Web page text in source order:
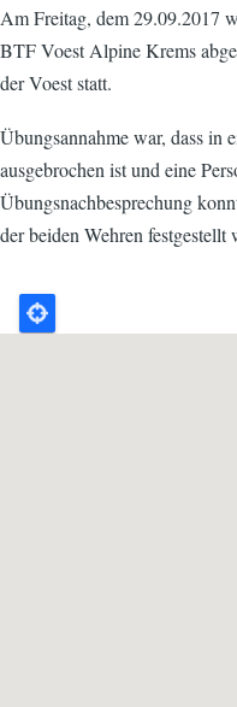
Am Freitag, dem 29.09.2017
BTF Voest Alpine Krems
der Voest statt.
Übungsannahme war, dass in
ausgebrochen ist und eine
Übungsnachbesprechung
der beiden Wehren festgestellt